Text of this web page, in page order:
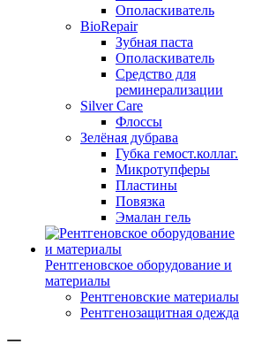
Ополаскиватель
BioRepair
Зубная паста
Ополаскиватель
Средство для
реминерализации
Silver Care
Флоссы
Зелёная дубрава
Губка гемост.коллаг.
Микротупферы
Пластины
Повязка
Эмалан гель
Рентгеновское оборудование и
материалы
Рентгеновские материалы
Рентгенозащитная одежда